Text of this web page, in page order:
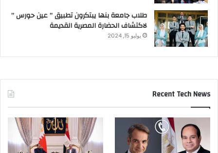
طلاب جامعة بنها يبتكرون تطبيق ” عين حورس ”
لاكتشاف الحضارة المصرية القديمة
يوليو 15, 2024
Recent Tech News